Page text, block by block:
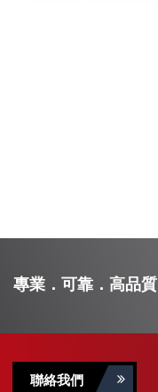
專業．可靠．高品質
聯絡我們